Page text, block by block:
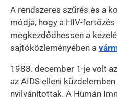
A rendszeres szűrés és a
módja, hogy a HIV-
megkezdődhessen a
sajtóközleményében a
1988. december 1-je volt
az AIDS elleni
nyilvánítottak. A Humán